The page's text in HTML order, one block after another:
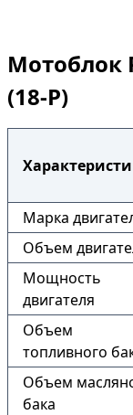
Мотоблок
(18-P)
Марка
Объем
Мощность
двигателя
Объем
топливного
Объем
бака